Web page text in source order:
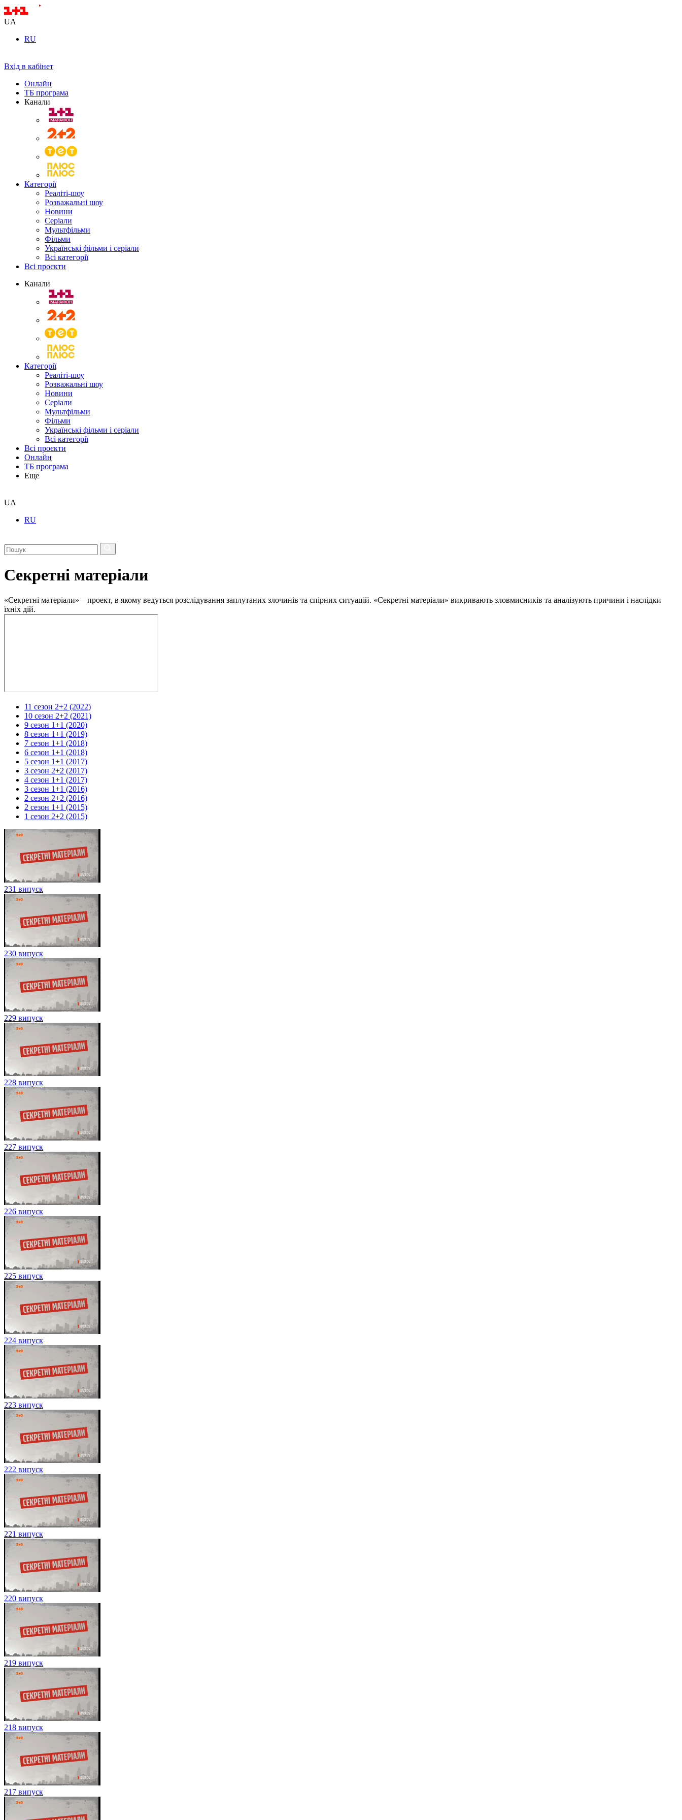
UA
RU
Вхід в кабінет
Онлайн
ТБ програма
Канали
Категорії
Реаліті-шоу
Розважальні шоу
Новини
Серіали
Мультфільми
Фільми
Українські фільми і серіали
Всі категорії
Всі проєкти
Канали
Категорії
Реаліті-шоу
Розважальні шоу
Новини
Серіали
Мультфільми
Фільми
Українські фільми і серіали
Всі категорії
Всі проєкти
Онлайн
ТБ програма
Еще
UA
RU
Секретні матеріали
«Секретні матеріали» – проект, в якому ведуться розслідування заплутаних злочинів та спірних ситуацій. «Секретні матеріали» викривають зловмисників та аналізують причини і наслідки
їхніх дій.
11 сезон 2+2 (2022)
10 сезон 2+2 (2021)
9 сезон 1+1 (2020)
8 сезон 1+1 (2019)
7 сезон 1+1 (2018)
6 сезон 1+1 (2018)
5 сезон 1+1 (2017)
3 сезон 2+2 (2017)
4 сезон 1+1 (2017)
3 сезон 1+1 (2016)
2 сезон 2+2 (2016)
2 сезон 1+1 (2015)
1 сезон 2+2 (2015)
231 випуск
230 випуск
229 випуск
228 випуск
227 випуск
226 випуск
225 випуск
224 випуск
223 випуск
222 випуск
221 випуск
220 випуск
219 випуск
218 випуск
217 випуск